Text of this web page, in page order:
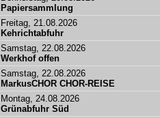
Papiersammlung
Freitag, 21.08.2026
Kehrichtabfuhr
Samstag, 22.08.2026
Werkhof offen
Samstag, 22.08.2026
MarkusCHOR CHOR-REISE
Montag, 24.08.2026
Grünabfuhr Süd